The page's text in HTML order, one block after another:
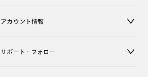
アカウント情報
サポート・フォロー